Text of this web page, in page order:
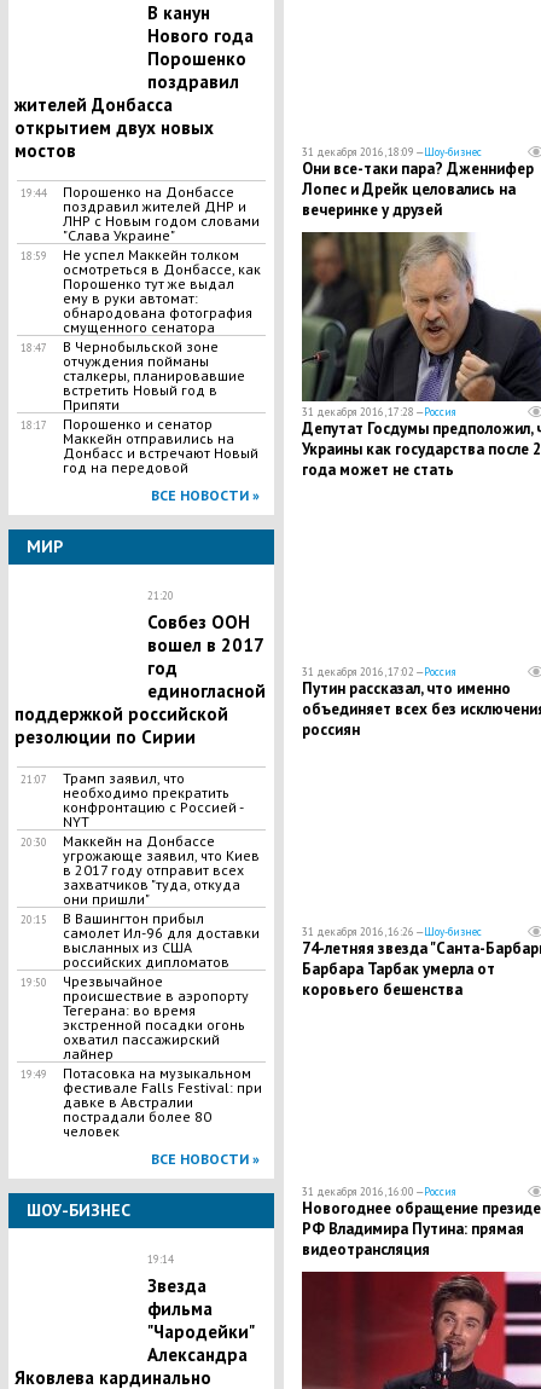
В канун
Нового года
Порошенко
поздравил
жителей Донбасса
открытием двух новых
мостов
19:44
Порошенко на Донбассе
поздравил жителей ДНР и
ЛНР с Новым годом словами
"Слава Украине"
18:59
Не успел Маккейн толком
осмотреться в Донбассе, как
Порошенко тут же выдал
ему в руки автомат:
обнародована фотография
смущенного сенатора
18:47
В Чернобыльской зоне
отчуждения пойманы
сталкеры, планировавшие
встретить Новый год в
Припяти
18:17
Порошенко и сенатор
Маккейн отправились на
Донбасс и встречают Новый
год на передовой
ВСЕ НОВОСТИ »
МИР
21:20
Совбез ООН
вошел в 2017
год
единогласной
поддержкой российской
резолюции по Сирии
21:07
Трамп заявил, что
необходимо прекратить
конфронтацию с Россией -
NYT
20:30
Маккейн на Донбассе
угрожающе заявил, что Киев
в 2017 году отправит всех
захватчиков "туда, откуда
они пришли"
20:15
​В Вашингтон прибыл
самолет Ил-96 для доставки
высланных из США
российских дипломатов
19:50
Чрезвычайное
происшествие в аэропорту
Тегерана: во время
экстренной посадки огонь
охватил пассажирский
лайнер
19:49
​Потасовка на музыкальном
фестивале Falls Festival: при
давке в Австралии
пострадали более 80
человек
ВСЕ НОВОСТИ »
ШОУ-БИЗНЕС
19:14
Звезда
фильма
"Чародейки"
Александра
Яковлева кардинально
31 декабря 2016, 18:09 —Шоу-бизнес
Они все-таки пара? Дженнифер
Лопес и Дрейк целовались на
вечеринке у друзей
31 декабря 2016, 17:28 —Россия
Депутат Госдумы предположил,
Украины как государства после
года может не стать
31 декабря 2016, 17:02 —Россия
Путин рассказал, что именно
объединяет всех без
россиян
31 декабря 2016, 16:26 —Шоу-бизнес
74-летняя звезда "Санта-
Барбара Тарбак умерла от
коровьего бешенства
31 декабря 2016, 16:00 —Россия
Новогоднее обращение
РФ Владимира Путина: прямая
видеотрансляция